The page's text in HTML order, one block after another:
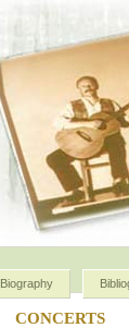
Biography
CONCERTS